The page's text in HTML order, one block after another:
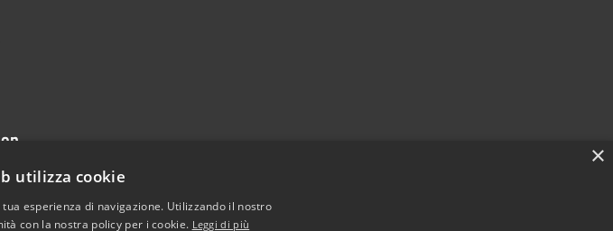
×
utilizza cookie
esperienza di navigazione. Utilizzando il nostro
con la nostra policy per i cookie. Leggi di più